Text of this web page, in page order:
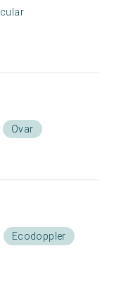
Ovar
Ecodoppler